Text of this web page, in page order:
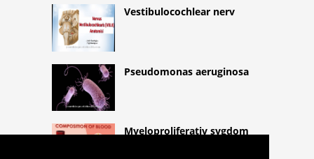
Vestibulocochlear nerv
Pseudomonas aeruginosa
Myeloproliferativ sygdom